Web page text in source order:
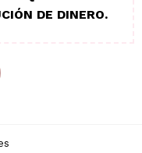
DE DINERO.